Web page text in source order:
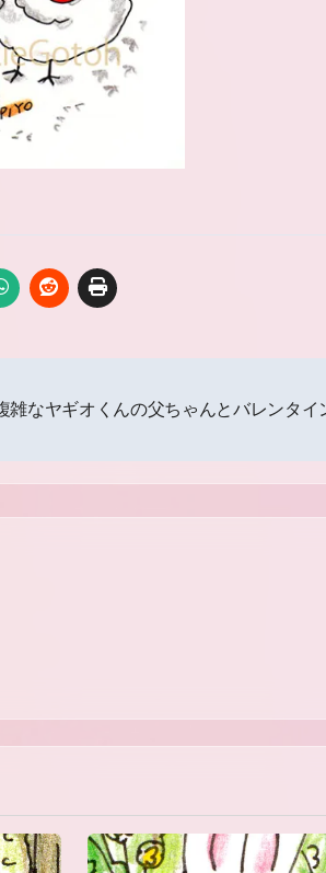
雑なヤギオくんの父ちゃんとバレンタ